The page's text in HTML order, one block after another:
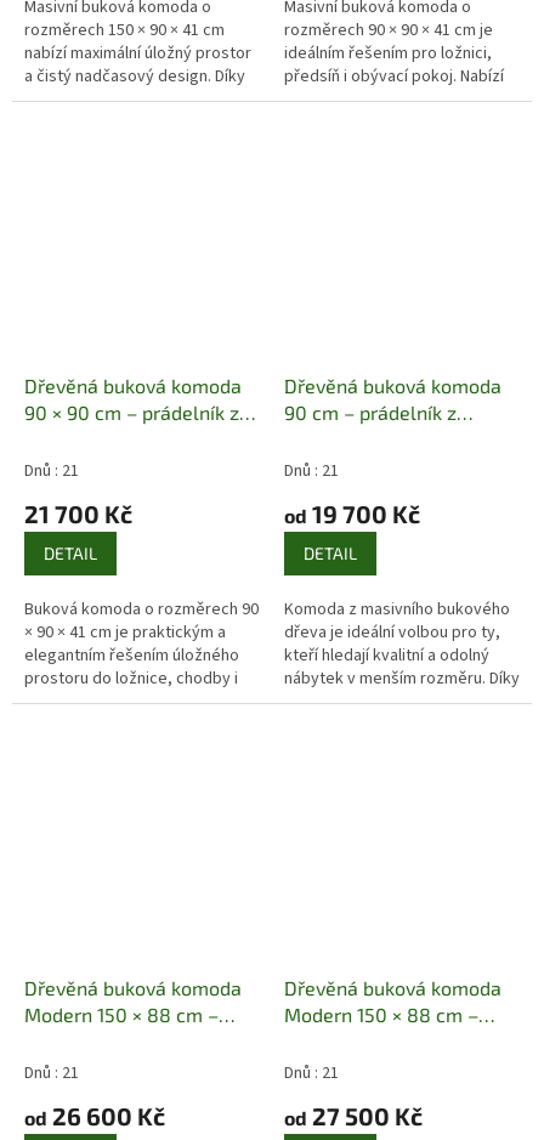
Masivní buková komoda o
rozměrech 150 × 90 × 41 cm
nabízí maximální úložný prostor
a čistý nadčasový design. Díky
své šířce 150 cm poskytuje
Masivní buková komoda o
rozměrech 90 × 90 × 41 cm je
ideálním řešením pro ložnici,
předsíň i obývací pokoj. Nabízí
dostatek úložného prostoru při
Dřevěná buková komoda
90 × 90 cm – prádelník z
90 × 41 cm | 3 zásuvky
Dnů : 21
21 700 Kč
DETAIL
Buková komoda o rozměrech 90
× 90 × 41 cm je praktickým a
elegantním řešením úložného
prostoru do ložnice, chodby i
obývacího pokoje. Tři hluboké
Dřevěná buková komoda
90 cm – prádelník z
90 × 41 cm | Kompaktní
Dnů : 21
od 19 700 Kč
DETAIL
Komoda z masivního bukového
dřeva je ideální volbou pro ty,
kteří hledají kvalitní a odolný
nábytek v menším rozměru. Díky
šířce 90 cm se skvěle hodí i do
Dřevěná buková komoda
Modern 150 × 88 cm –
zásuvky
Dnů : 21
od 26 600 Kč
Dřevěná buková komoda
Modern 150 × 88 cm –
zásuvky
Dnů : 21
od 27 500 Kč